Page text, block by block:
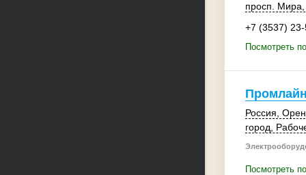
просп. Мира,
+7 (3537)
Посмотреть
Промлайн
Россия ,
город,
Посмотреть